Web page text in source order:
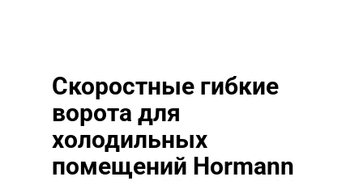
Скоростные гибкие
ворота для
холодильных
помещений Hormann